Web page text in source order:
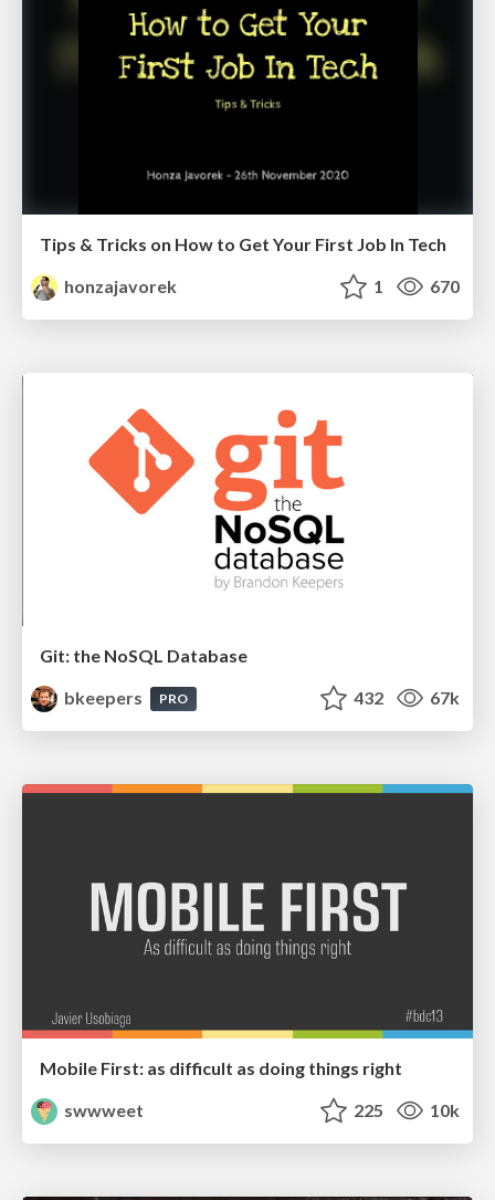
Tips & Tricks on How to Get Your First Job In Tech
honzajavorek
1 670
Git: the NoSQL Database
bkeepers
PRO 432 67k
Mobile First: as difficult as doing things right
swwweet
225 10k